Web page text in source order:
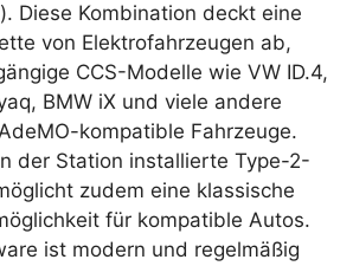
Diese Kombination deckt eine
von Elektrofahrzeugen ab,
CCS-Modelle wie VW ID.4,
BMW iX und viele andere
kompatible Fahrzeuge.
der Station installierte Type-2-
zudem eine klassische
für kompatible Autos.
ist modern und regelmäßig